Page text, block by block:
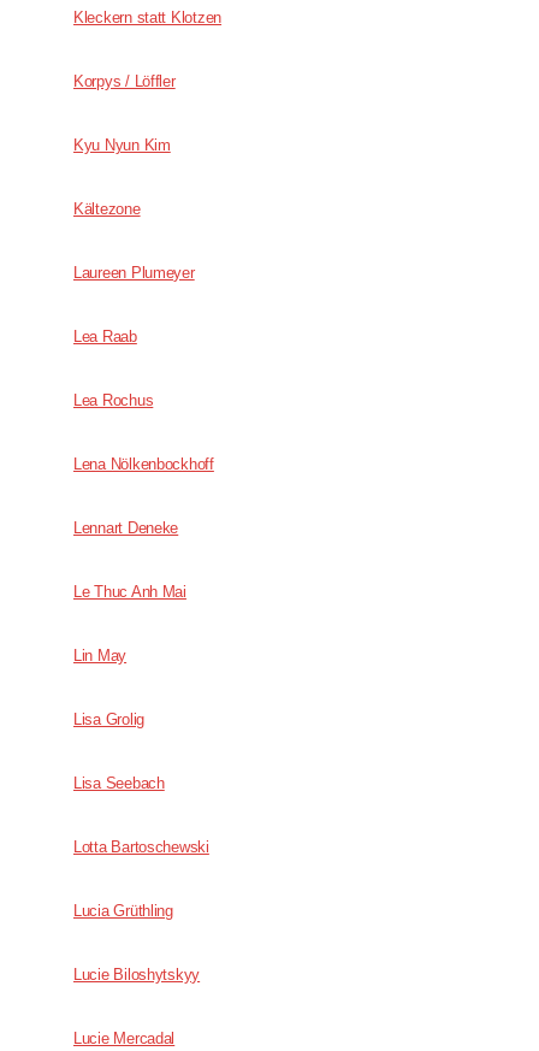
Kleckern statt Klotzen
Korpys / Löffler
Kyu Nyun Kim
Kältezone
Laureen Plumeyer
Lea Raab
Lea Rochus
Lena Nölkenbockhoff
Lennart Deneke
Le Thuc Anh Mai
Lin May
Lisa Grolig
Lisa Seebach
Lotta Bartoschewski
Lucia Grüthling
Lucie Biloshytskyy
Lucie Mercadal